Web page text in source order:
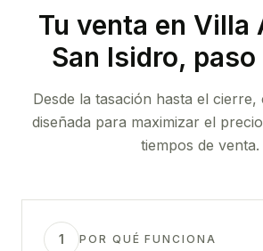
Tu venta en Villa
San Isidro,
Desde la tasación hasta el cierre,
diseñada para maximizar el
tiempos de venta.
1 POR QUÉ FUNCIONA